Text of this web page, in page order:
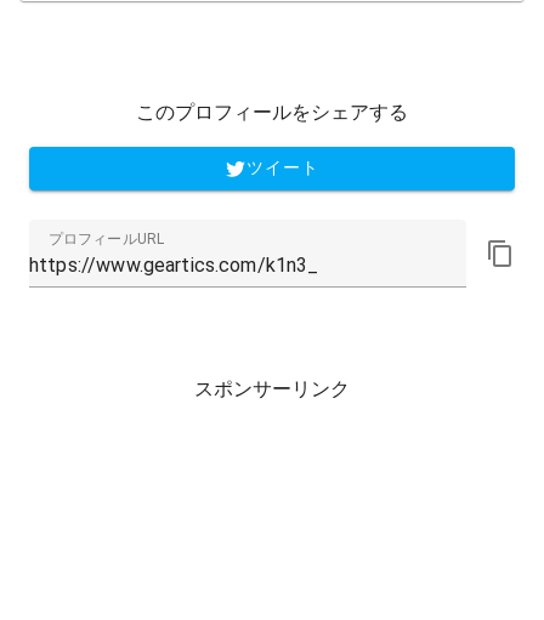
このプロフィールをシェアする
ツイート
プロフィールURL
スポンサーリンク